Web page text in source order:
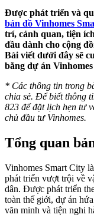
Được phát triển và
bản đồ Vinhomes
trí, cảnh quan, tiện
đầu dành cho cộng
Bài viết dưới đây sẽ
bằng dự án
* Các thông tin trong
chia sẻ. Để biết thông
823 để đặt lịch hẹn tư
chủ đầu tư Vinhomes.
Tổng quan
Vinhomes Smart City
phát triển vượt trội về
dân. Được phát triển
toàn thế giới, dự án
văn minh và tiện nghi